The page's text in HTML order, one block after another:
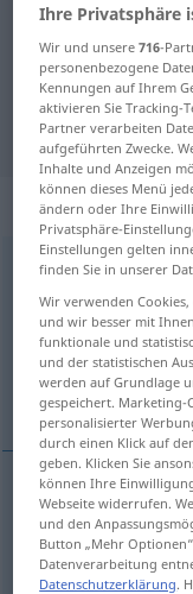
Deutsch-
interviewen [-
Übersicht aller
(Für mehr Details die
to interview
Beispiele
jemanden
tointerviewsb
Ihre Privatsphäre
Wir und unsere716-
personenbezogene
Kennungen auf Ihrem
aktivieren Sie Tracking-
Partner verarbeiten
aufgeführten Zwecke.
Inhalte und Anzeigen
können dieses Menü
ändern oder Ihre
Privatsphäre-
Einstellungen gelten
finden Sie in unserer
Wir verwenden
und wir besser mit
funktionale und
und der statistischen
werden auf Grundlage
gespeichert. Marketing-
personalisierter
durch einen Klick auf
geben. Klicken Sie
können Ihre
Webseite widerrufen.
und den
Button „Mehr
Datenverarbeitung
Datenschutzerklärung.